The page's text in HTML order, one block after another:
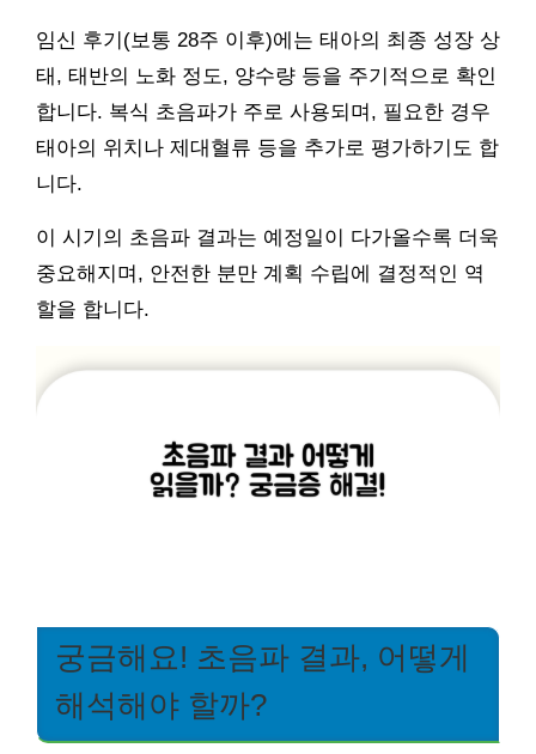
임신 후기(보통 28주 이후)에는 태아의 최종 성장 상
태, 태반의 노화 정도, 양수량 등을 주기적으로 확인
합니다. 복식 초음파가 주로 사용되며, 필요한 경우
태아의 위치나 제대혈류 등을 추가로 평가하기도 합
니다.
이 시기의 초음파 결과는 예정일이 다가올수록 더욱
중요해지며, 안전한 분만 계획 수립에 결정적인 역
할을 합니다.
궁금해요! 초음파 결과, 어떻게
해석해야 할까?